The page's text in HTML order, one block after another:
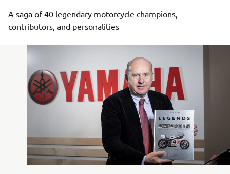
A saga of 40 legendary motorcycle champions,
contributors, and personalities